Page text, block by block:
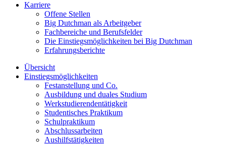
Karriere
Offene Stellen
Big Dutchman als Arbeitgeber
Fachbereiche und Berufsfelder
Die Einstiegsmöglichkeiten bei Big Dutchman
Erfahrungsberichte
Übersicht
Einstiegsmöglichkeiten
Festanstellung und Co.
Ausbildung und duales Studium
Werkstudierendentätigkeit
Studentisches Praktikum
Schulpraktikum
Abschlussarbeiten
Aushilfstätigkeiten